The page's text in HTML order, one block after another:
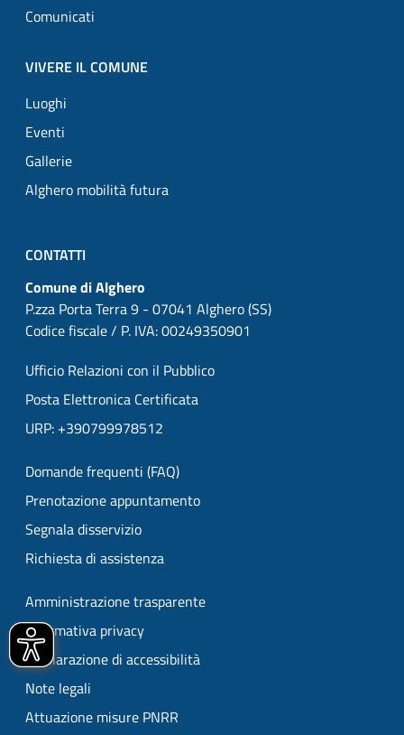
Comunicati
VIVERE IL COMUNE
Luoghi
Eventi
Gallerie
Alghero mobilità futura
CONTATTI
Comune di Alghero
P.zza Porta Terra 9 - 07041 Alghero (SS)
Codice fiscale / P. IVA: 00249350901
Ufficio Relazioni con il Pubblico
Posta Elettronica Certificata
URP: +390799978512
Domande frequenti (FAQ)
Prenotazione appuntamento
Segnala disservizio
Richiesta di assistenza
Amministrazione trasparente
Informativa privacy
Dichiarazione di accessibilità
Note legali
Attuazione misure PNRR